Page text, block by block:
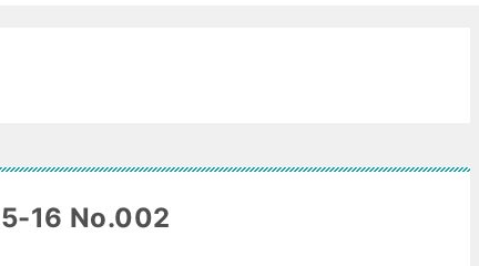
16 No.002